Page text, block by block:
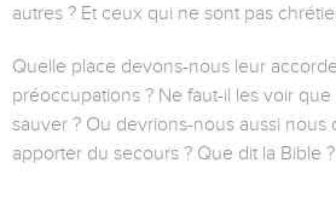
autres ? Et ceux qui ne sont pas
Quelle place devons-nous leur
préoccupations ? Ne faut-il les voir
sauver ? Ou devrions-nous aussi
apporter du secours ? Que dit la Bible ?